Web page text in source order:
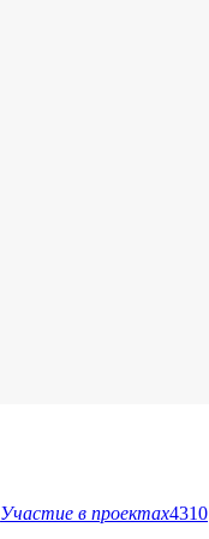
Участие в проектах4310